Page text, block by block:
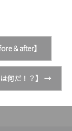
＆after】
何だ！？】 →